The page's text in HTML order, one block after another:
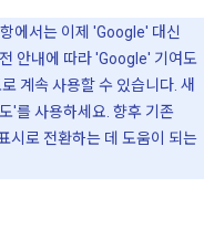
에서는 이제 'Google' 대신
안내에 따라 'Google' 기여도
계속 사용할 수 있습니다. 새
'를 사용하세요. 향후 기존
시로 전환하는 데 도움이 되는